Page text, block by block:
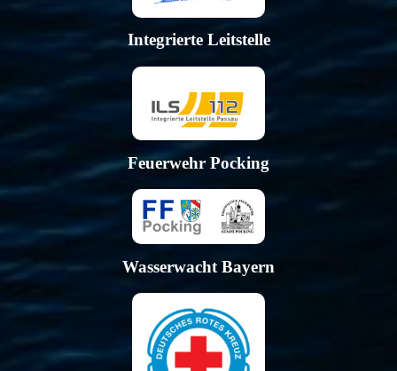
Integrierte Leitstelle
Feuerwehr Pocking
Wasserwacht Bayern